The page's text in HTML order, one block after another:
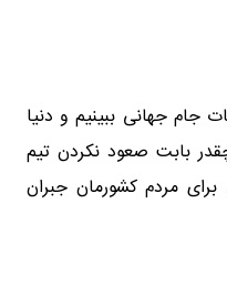
جام جهانی ببینیم و دنیا
بابت صعود نکردن تیم
مردم کشورمان جبران